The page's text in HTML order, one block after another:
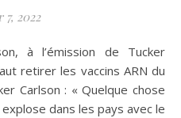
2022
retirer les vaccins ARN du
Carlson : « Quelque chose
dans les pays avec le